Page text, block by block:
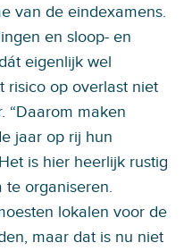
van de eindexamens.
en sloop- en
eigenlijk wel
risico op overlast niet
“Daarom maken
jaar op rij hun
is hier heerlijk rustig
te organiseren.
lokalen voor de
maar dat is nu niet